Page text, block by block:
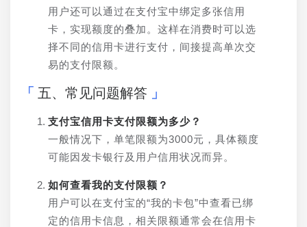
用户还可以通过在支付宝中绑定多张信用
卡，实现额度的叠加。这样在消费时可以选
择不同的信用卡进行支付，间接提高单次交
易的支付限额。
五、常见问题解答
支付宝信用卡支付限额为多少？
一般情况下，单笔限额为3000元，具体额度
可能因发卡银行及用户信用状况而异。
如何查看我的支付限额？
用户可以在支付宝的“我的卡包”中查看已绑
定的信用卡信息，相关限额通常会在信用卡